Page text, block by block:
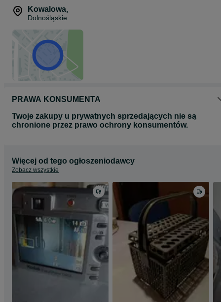
Kowalowa,
Dolnośląskie
PRAWA KONSUMENTA
Twoje zakupy u prywatnych sprzedających nie są
chronione przez prawo ochrony konsumentów.
Więcej od tego ogłoszeniodawcy
Zobacz wszystkie